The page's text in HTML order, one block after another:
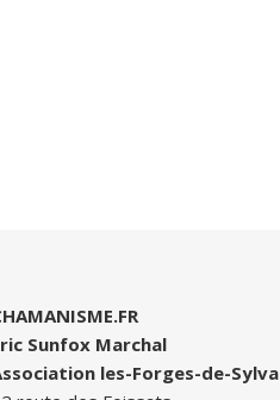
Sunfox Marchal
les-Forges-de-Sylva